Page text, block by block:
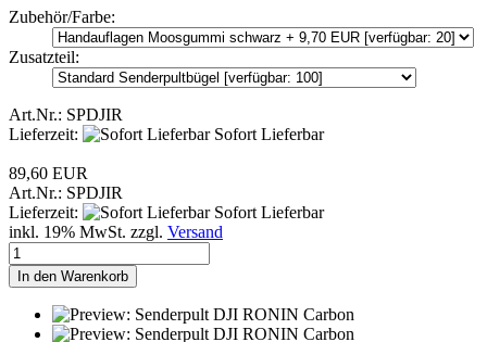
Zubehör/Farbe:
Zusatzteil:
Art.Nr.: SPDJIR
Lieferzeit:
Sofort Lieferbar
89,60 EUR
Art.Nr.: SPDJIR
Lieferzeit:
Sofort Lieferbar
inkl. 19% MwSt. zzgl. Versand
In den Warenkorb